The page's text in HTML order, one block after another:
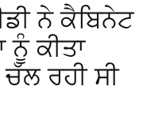
ਨੇ ਕੈਬਿਨੇਟ
ਨੂੰ ਕੀਤਾ
ਰਹੀ ਸੀ